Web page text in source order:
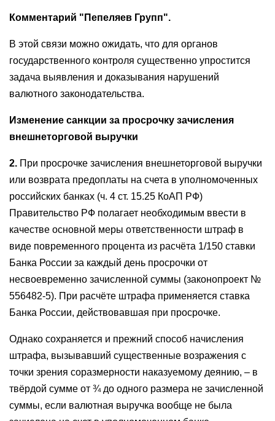
Комментарий "Пепеляев Групп".
В этой связи можно ожидать, что для органов
государственного контроля существенно упростится
задача выявления и доказывания нарушений
валютного законодательства.
Изменение санкции за просрочку зачисления
внешнеторговой выручки
2. При просрочке зачисления внешнеторговой выручки
или возврата предоплаты на счета в уполномоченных
российских банках (ч. 4 ст. 15.25 КоАП РФ)
Правительство РФ полагает необходимым ввести в
качестве основной меры ответственности штраф в
виде повременного процента из расчёта 1/150 ставки
Банка России за каждый день просрочки от
несвоевременно зачисленной суммы (законопроект №
556482-5). При расчёте штрафа применяется ставка
Банка России, действовавшая при просрочке.
Однако сохраняется и прежний способ начисления
штрафа, вызывавший существенные возражения с
точки зрения соразмерности наказуемому деянию, – в
твёрдой сумме от ¾ до одного размера не зачисленной
суммы, если валютная выручка вообще не была